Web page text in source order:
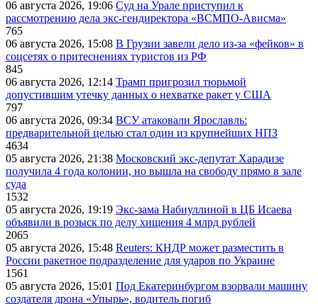
06 августа 2026, 19:06 Суд на Урале приступил к
рассмотрению дела экс-гендиректора «ВСМПО-Ависма»
765
06 августа 2026, 15:08 В Грузии завели дело из-за «фейков» в
соцсетях о притеснениях туристов из РФ
845
06 августа 2026, 12:14 Трамп пригрозил тюрьмой
допустившим утечку данных о нехватке ракет у США
797
06 августа 2026, 09:34 ВСУ атаковали Ярославль:
предварительной целью стал один из крупнейших НПЗ
4634
05 августа 2026, 21:38 Московский экс-депутат Харадизе
получила 4 года колонии, но вышла на свободу прямо в зале
суда
1532
05 августа 2026, 19:19 Экс-зама Набиуллиной в ЦБ Исаева
объявили в розыск по делу хищения 4 млрд рублей
2065
05 августа 2026, 15:48 Reuters: КНДР может разместить в
России ракетное подразделение для ударов по Украине
1561
05 августа 2026, 15:01 Под Екатеринбургом взорвали машину
создателя дрона «Упырь», водитель погиб